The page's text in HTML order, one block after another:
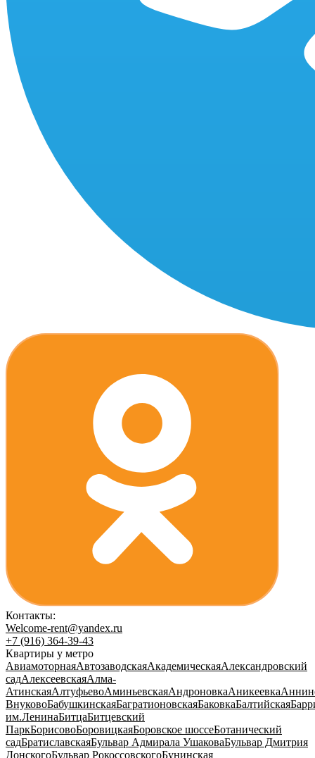
Контакты:
Welcome-rent@yandex.ru
+7 (916) 364-39-43
Квартиры у метро
АвиамоторнаяАвтозаводскаяАкадемическаяАлександровский
садАлексеевскаяАлма-
АтинскаяАлтуфьевоАминьевскаяАндроновкаАникеевка
ВнуковоБабушкинскаяБагратионовскаяБаковкаБалтийская
им.ЛенинаБитцаБитцевский
ПаркБорисовоБоровицкаяБоровское шоссеБотанический
садБратиславскаяБульвар Адмирала УшаковаБульвар Дмитрия
ДонскогоБульвар РокоссовскогоБунинская